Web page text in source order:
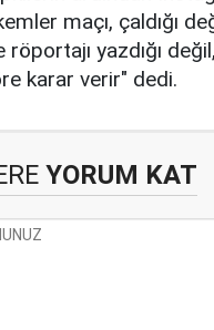
maçı, çaldığı
yazdığı
karar verir" dedi.
YORUM KAT